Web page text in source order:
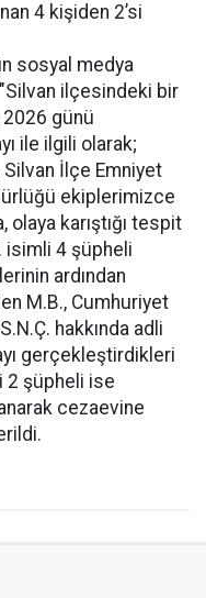
4 kişiden 2’si
sosyal medya
"Silvan ilçesindeki bir
günü
ile ilgili olarak;
İlçe Emniyet
ekiplerimizce
olaya karıştığı tespit
isimli 4 şüpheli
ardından
M.B., Cumhuriyet
hakkında adli
gerçekleştirdikleri
2 şüpheli ise
cezaevine